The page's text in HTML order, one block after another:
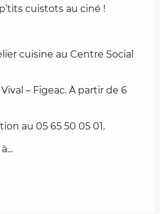
cuistots au ciné !
cuisine au Centre Social
– Figeac. À partir de 6
au 05 65 50 05 01.